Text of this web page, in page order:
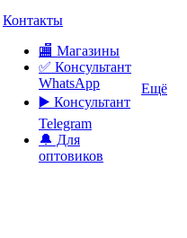
Контакты
🏬 Магазины
✅️ Консультант
WhatsApp
▶️ Консультант
Telegram
🔔 Для
оптовиков
Ещё